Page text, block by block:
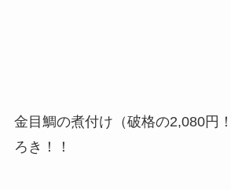
金目鯛の煮付け（破格の2,080円
ろき！！